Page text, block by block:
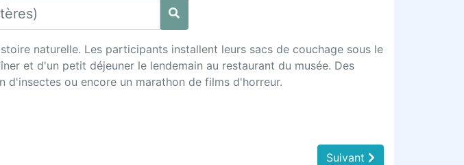
naturelle. Les participants installent leurs sacs de couchage sous le
et d'un petit déjeuner le lendemain au restaurant du musée. Des
d'insectes ou encore un marathon de films d'horreur.
Suivant